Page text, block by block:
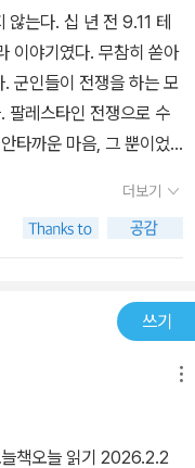
이들이 보이지 않는 대
개를 치고 다녔습니다.길
더 많아졌습니다.그리
끝났다고, 이긴 전쟁이
합니다.그러나 그 정의롭
게 변했던가요? 평화가
가요. 수십 년 뒤면 다다
들이 있었습니다. 지금은
요?
것도 아니라고 호기있
느꼈다. 그 꿈들 1. 안녕
한 책
서는 최근에 그림책을 읽
을 위한 책이라고만 생각
실 겁니다. 하지만 잘 알
위한 그림책도 많이 있
숙이 그린 <그 꿈들>이
인가 하는 생각도 드는
것 같은데요, 저는 이 책
에도 불구하고. 문제
는 미국인들의 수는 과반
라는 이익을 쫓은 사람도
정의라 생각한 미국인들
을 볼 때 이 둘을 동시에
들의 뇌리에 사라진지 오
사람들이 있으며 그렇
가'라는 어디까지나 인간
정권이야 어떤 이익이
치는 아무런 이익이 없
은 북한에 대한 단호한
파견해서 식민지로 지배
나라,그 이웃의 이웃 나라
심각한 얼굴에 웃음을
!” p.9 식탁에 앉아 책을
심각하게 보냐고 물었
은 말없이 씁쓸한 미소만
었고, 무슨 생각을 하고
둠속에 총성 들리는 뉴
만 백 명도 넘게 죽었다는
요.-어쩌자고 죄 없는 사
한 번에 다 쏟아부어야
긋하다구! 오늘은 몇이
네가 저 나라에 살고 있
나 돌려! 이제 저런 뉴스
는다. 십 년 전 9.11 테
이야기였다. 무참히 쏟아
군인들이 전쟁을 하는 모
팔레스타인 전쟁으로 수
타까운 마음, 그 뿐이었
을 막아냈다. 전쟁 포화
이들을 보게 된다. 그런
전쟁을 막아낼 수 있다는
로 쓰기에는 너무 아퍼
이야기와 작가의 이야기
은 이야기에 빠져들기에
정을 꿈꾸는 하이달, 아
노인, 디자이너 멋쟁이
더보기
쓰기
책오늘 읽기 2026.2.2